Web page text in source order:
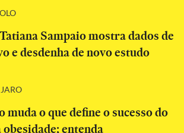
Sampaio mostra dados de
e desdenha de novo estudo
muda o que define o sucesso do
entenda